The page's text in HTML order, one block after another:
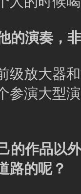
的演奏，
级放大器
参演大型
的作品以
路的呢？